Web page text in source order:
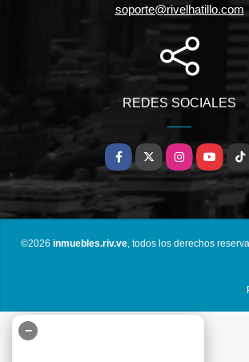
soporte@rivelhatillo.com
REDES SOCIALES
Facebook
X InstagramYouTube
©2026 inmuebles.riv.ve, todos los derechos
−